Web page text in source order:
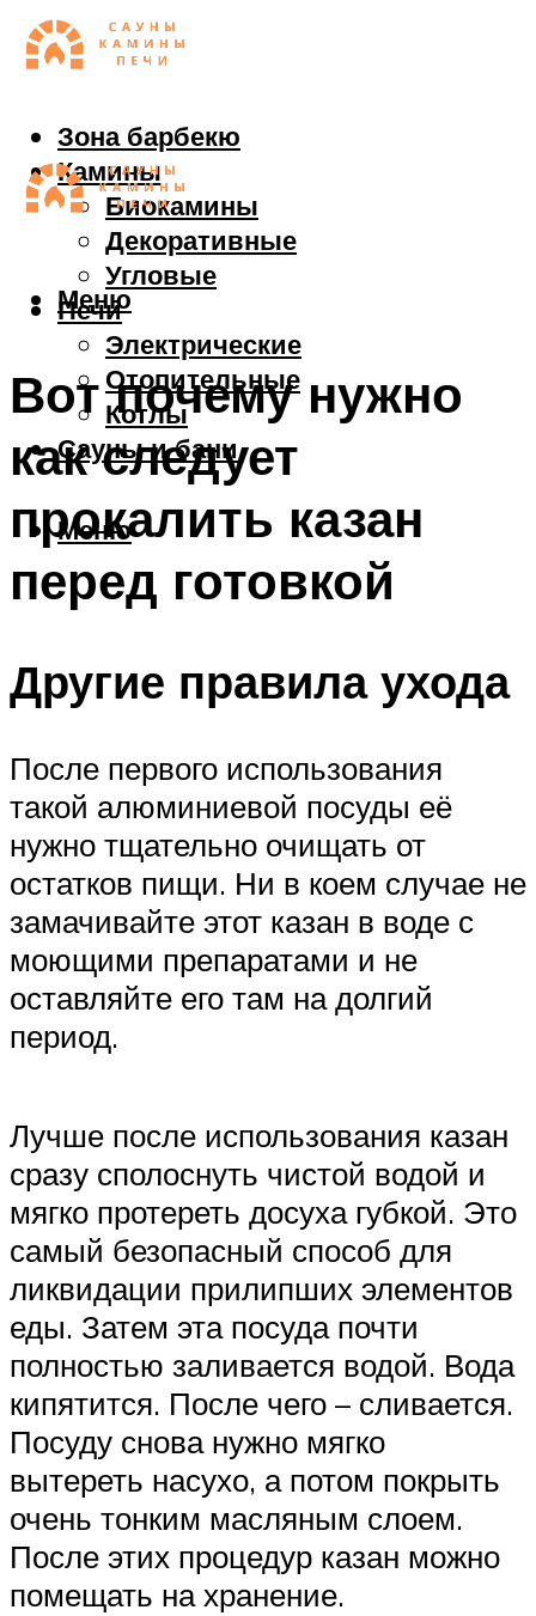
Зона барбекю
Камины
Биокамины
Декоративные
Угловые
Печи
Электрические
Отопительные
Котлы
Сауны и бани
Меню
Меню
Вот почему нужно
как следует
прокалить казан
перед готовкой
Другие правила ухода
После первого использования
такой алюминиевой посуды её
нужно тщательно очищать от
остатков пищи. Ни в коем случае не
замачивайте этот казан в воде с
моющими препаратами и не
оставляйте его там на долгий
период.
Лучше после использования казан
сразу сполоснуть чистой водой и
мягко протереть досуха губкой. Это
самый безопасный способ для
ликвидации прилипших элементов
еды. Затем эта посуда почти
полностью заливается водой. Вода
кипятится. После чего – сливается.
Посуду снова нужно мягко
вытереть насухо, а потом покрыть
очень тонким масляным слоем.
После этих процедур казан можно
помещать на хранение.